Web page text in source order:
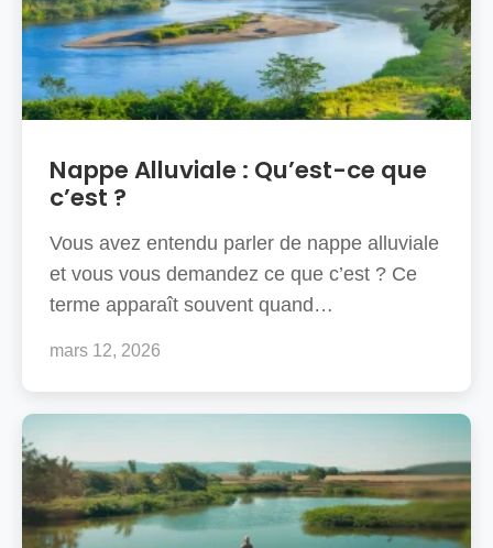
Nappe Alluviale : Qu’est-ce que
c’est ?
Vous avez entendu parler de nappe alluviale
et vous vous demandez ce que c’est ? Ce
terme apparaît souvent quand…
mars 12, 2026